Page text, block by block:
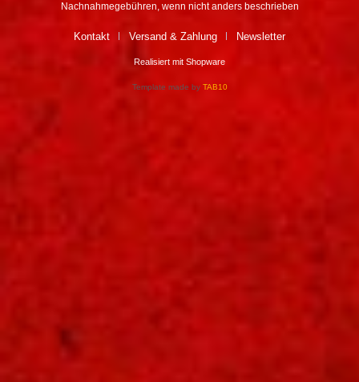
Nachnahmegebühren, wenn nicht anders beschrieben
Kontakt Versand & Zahlung Newsletter
Realisiert mit Shopware
Template made by TAB10